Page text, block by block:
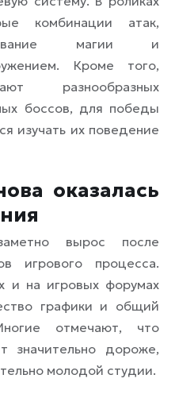
комбинации атак,
магии и
Кроме того,
разнообразных
боссов, для победы
изучать их поведение
оказалась
вырос после
игрового процесса.
и на игровых форумах
графики и общий
отмечают, что
значительно дороже,
молодой студии.